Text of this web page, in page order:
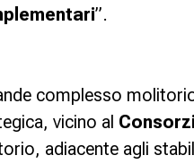
”.
complesso
vicino al
adiacente agli